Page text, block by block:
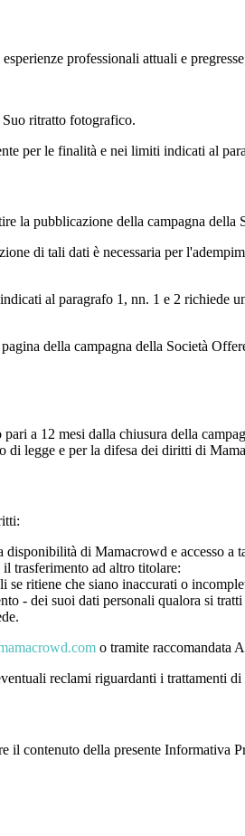
professionali attuali e
ritratto fotografico.
per le finalità e nei limiti indicati al
la pubblicazione della campagna della
di tali dati è necessaria per
al paragrafo 1, nn. 1 e 2 richiede
della campagna della Società
a 12 mesi dalla chiusura della
legge e per la difesa dei diritti di
di Mamacrowd e accesso a
trasferimento ad altro titolare:
se ritiene che siano inaccurati o
- dei suoi dati personali qualora si
o tramite raccomandata
reclami riguardanti i trattamenti
il contenuto della presente